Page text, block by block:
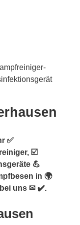
✅
☑️
💪
in 🌍
bei uns ✉ ✔️.